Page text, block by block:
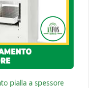
pialla a spessore